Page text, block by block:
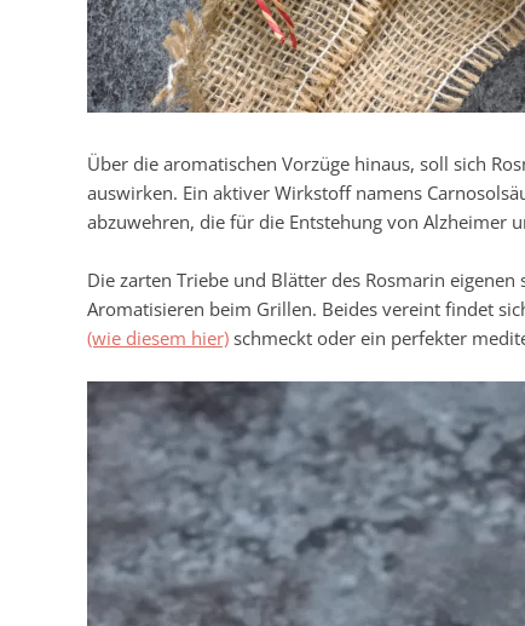
Über die aromatischen Vorzüge hinaus, soll sich
auswirken. Ein aktiver Wirkstoff namens
abzuwehren, die für die Entstehung von Alzheimer
Die zarten Triebe und Blätter des Rosmarin
Aromatisieren beim Grillen. Beides vereint findet
(wie diesem hier) schmeckt oder ein perfekter